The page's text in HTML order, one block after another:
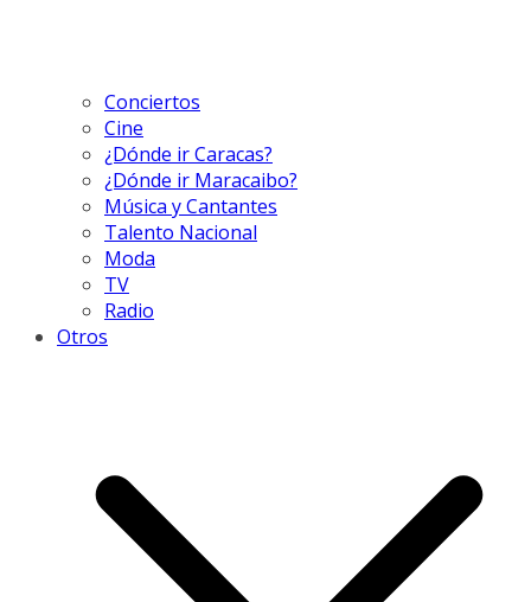
Conciertos
Cine
¿Dónde ir Caracas?
¿Dónde ir Maracaibo?
Música y Cantantes
Talento Nacional
Moda
TV
Radio
Otros